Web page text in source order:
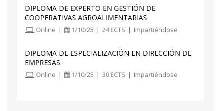
EN UNA BODEGA. ELABORACIÓN DEL
PRESUPUESTO DE MARKETING.
INDUSTRIALES Y DE SERVICIOS.
TEMA 20: REQUISITOS PARA EL TRIUNFO DE
DIPLOMA DE EXPERTO EN GESTIÓN DE
COOPERATIVAS AGROALIMENTARIAS
Online | 1/10/25 | 24 ECTS | Impartiéndose
DIPLOMA DE ESPECIALIZACIÓN EN DIRECCIÓN DE
EMPRESAS
Online | 1/10/25 | 30 ECTS | Impartiéndose